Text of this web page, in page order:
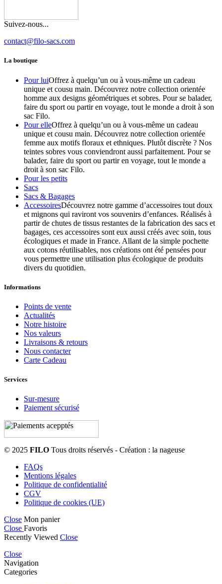
Suivez-nous...
contact@filo-sacs.com
La boutique
Pour luiOffrez à quelqu’un ou à vous-même un cadeau
unique et cousu main. Découvrez notre collection orientée
homme aux designs géométriques et sobres. Pour se balader,
faire du sport ou partir en voyage, tout le monde a droit à son
sac Filo.
Pour elleOffrez à quelqu’un ou à vous-même un cadeau
unique et cousu main. Découvrez notre collection orientée
femme aux motifs floraux et ethniques. Plutôt discrète ? Nos
teintes sobres vous conviendront aussi parfaitement. Pour se
balader, faire du sport ou partir en voyage, tout le monde a
droit à son sac Filo.
Pour les petits
Sacs
Sacs & Bagages
AccessoiresDécouvrez notre gamme d’accessoires tout doux
et mignons qui raviront vos souvenirs d’enfances. Réalisés à
partir de chutes de tissus restantes de la fabrication des sacs et
bagages, ces accessoires sont eux aussi créés avec soin, tous
écologiques et made in France. Allant de la simple pochette
aux cotons réutilisables, nos créations ont été pensées pour
vous permettre une utilisation plus écologique de produits
divers du quotidien.
Informations
Points de vente
Actualités
Notre histoire
Nos valeurs
Livraisons & retours
Nous contacter
Carte Cadeau
Services
Sur-mesure
Paiement sécurisé
© 2025 FILO Tous droits réservés - Création : la nageuse
FAQs
Mentions légales
Politique de confidentialité
CGV
Politique de cookies (UE)
Close Mon panier
Close Favoris
Recently Viewed Close
Close
Navigation
Categories